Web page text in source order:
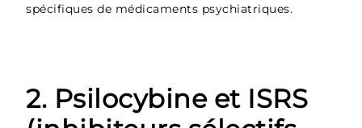
spécifiques de médicaments psychiatriques.
2. Psilocybine et ISRS